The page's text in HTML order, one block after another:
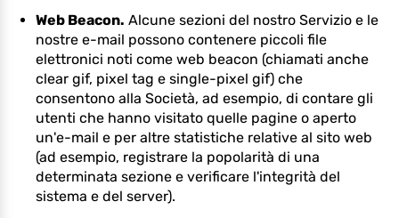
Web Beacon. Alcune sezioni del nostro Servizio e le
nostre e-mail possono contenere piccoli file
elettronici noti come web beacon (chiamati anche
clear gif, pixel tag e single-pixel gif) che
consentono alla Società, ad esempio, di contare gli
utenti che hanno visitato quelle pagine o aperto
un'e-mail e per altre statistiche relative al sito web
(ad esempio, registrare la popolarità di una
determinata sezione e verificare l'integrità del
sistema e del server).